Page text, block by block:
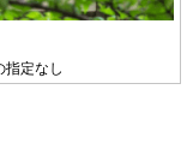
指定なし